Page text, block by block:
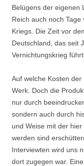
Belügens der eigenen
Reich auch noch
Kriegs. Die Zeit vor
Deutschland, das seit
Vernichtungskrieg
Auf welche Kosten
Werk. Doch die
nur durch
sondern auch durch
und Weise mit der
werden sind
Interviewten wird uns
dort zugegen war.